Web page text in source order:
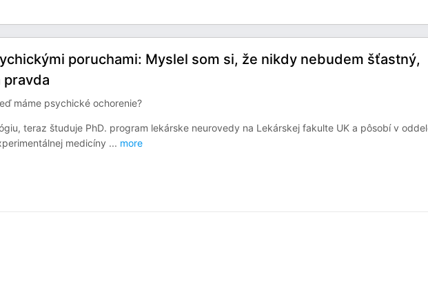
poruchami: Myslel som si, že nikdy nebudem šťastný,
pravda
máme psychické ochorenie?
teraz študuje PhD. program lekárske neurovedy na Lekárskej fakulte UK a pôsobí v
medicíny ... more